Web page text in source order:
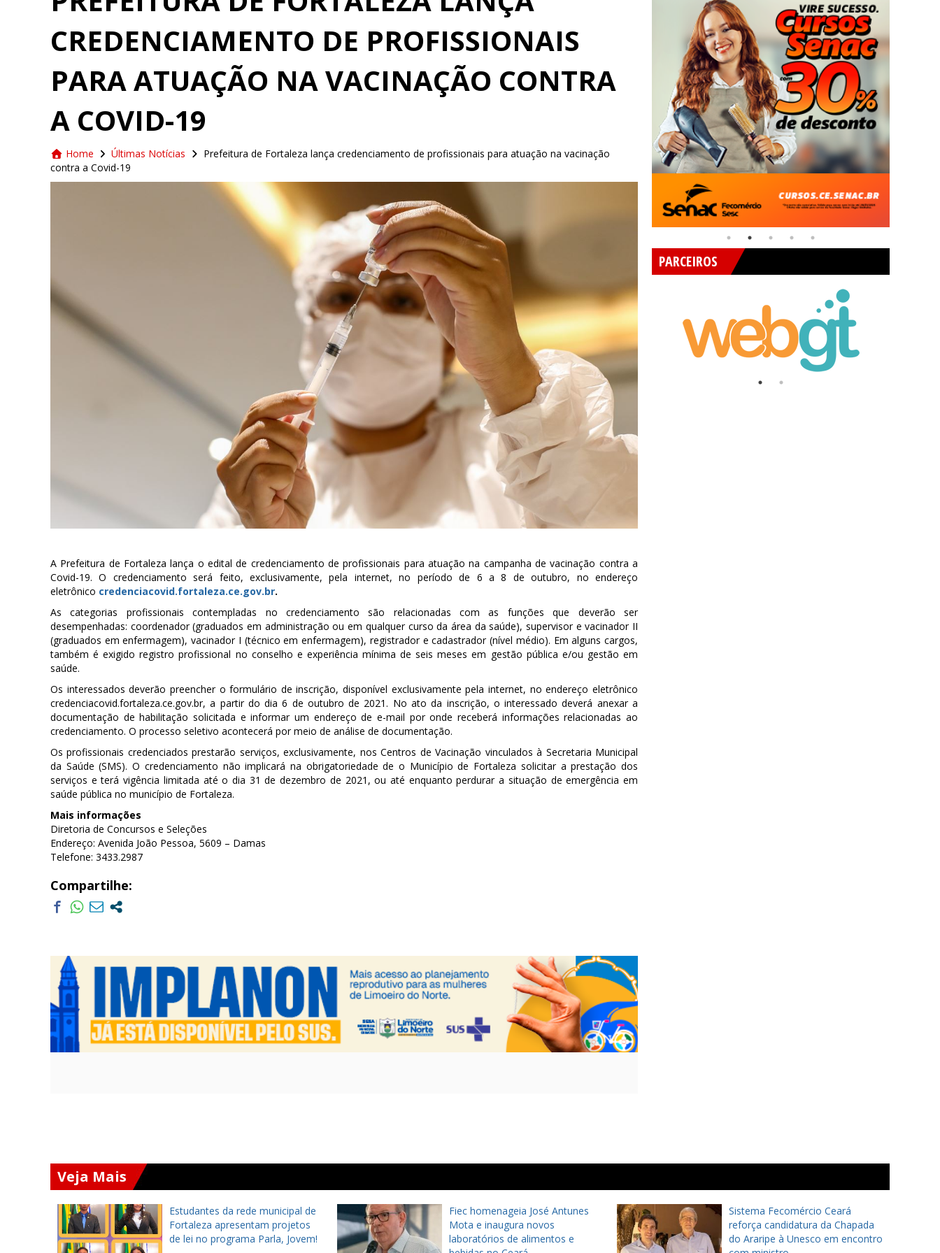
CREDENCIAMENTO DE PROFISSIONAIS
PARA ATUAÇÃO NA VACINAÇÃO CONTRA
A COVID-19
Home Últimas Notícias
Prefeitura de Fortaleza lança credenciamento de profissionais para atuação na vacinação
contra a Covid-19
A Prefeitura de Fortaleza lança o edital de credenciamento de profissionais para atuação na campanha de vacinação contra a
Covid-19. O credenciamento será feito, exclusivamente, pela internet, no período de 6 a 8 de outubro, no endereço
eletrônico credenciacovid.fortaleza.ce.gov.br.
As categorias profissionais contempladas no credenciamento são relacionadas com as funções que deverão ser
desempenhadas: coordenador (graduados em administração ou em qualquer curso da área da saúde), supervisor e vacinador II
(graduados em enfermagem), vacinador I (técnico em enfermagem), registrador e cadastrador (nível médio). Em alguns cargos,
também é exigido registro profissional no conselho e experiência mínima de seis meses em gestão pública e/ou gestão em
saúde.
Os interessados deverão preencher o formulário de inscrição, disponível exclusivamente pela internet, no endereço eletrônico
credenciacovid.fortaleza.ce.gov.br, a partir do dia 6 de outubro de 2021. No ato da inscrição, o interessado deverá anexar a
documentação de habilitação solicitada e informar um endereço de e-mail por onde receberá informações relacionadas ao
credenciamento. O processo seletivo acontecerá por meio de análise de documentação.
Os profissionais credenciados prestarão serviços, exclusivamente, nos Centros de Vacinação vinculados à Secretaria Municipal
da Saúde (SMS). O credenciamento não implicará na obrigatoriedade de o Município de Fortaleza solicitar a prestação dos
serviços e terá vigência limitada até o dia 31 de dezembro de 2021, ou até enquanto perdurar a situação de emergência em
saúde pública no município de Fortaleza.
Mais informações
Diretoria de Concursos e Seleções
Endereço: Avenida João Pessoa, 5609 – Damas
Telefone: 3433.2987
Compartilhe:
PARCEIROS
Veja Mais
Estudantes da rede municipal de
Fortaleza apresentam projetos
de lei no programa Parla, Jovem!
Fiec homenageia José Antunes
Mota e inaugura novos
laboratórios de alimentos e
Sistema Fecomércio Ceará
reforça candidatura da Chapada
do Araripe à Unesco em encontro